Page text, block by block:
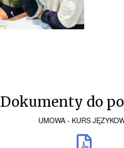
Dokumenty do
UMOWA - KURS